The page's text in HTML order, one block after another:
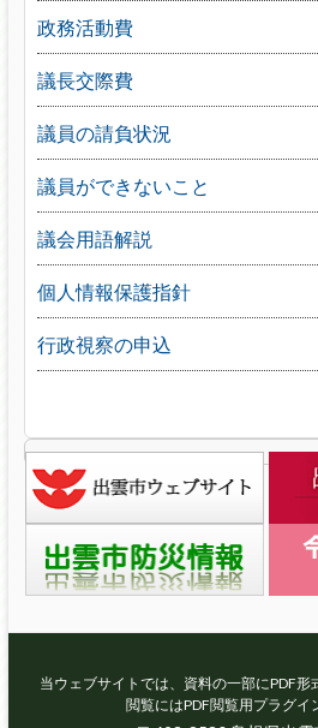
政務活動費
議長交際費
議員の請負状況
議員ができないこと
議会用語解説
個人情報保護指針
行政視察の申込
当ウェブサイトでは、資料の一部にPDF形
閲覧にはPDF閲覧用プラグイ